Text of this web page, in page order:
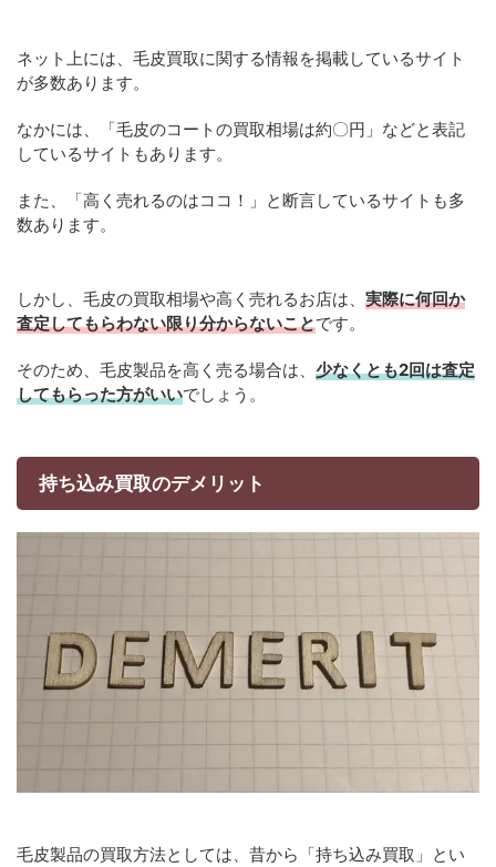
ネット上には、毛皮買取に関する情報を掲載しているサイト
が多数あります。
なかには、「毛皮のコートの買取相場は約〇円」などと表記
しているサイトもあります。
また、「高く売れるのはココ！」と断言しているサイトも多
数あります。
しかし、毛皮の買取相場や高く売れるお店は、 実際に何回か
査定してもらわない限り分からないことです。
そのため、毛皮製品を高く売る場合は、 少なくとも2回は査定
してもらった方がいいでしょう。
持ち込み買取のデメリット
毛皮製品の買取方法としては、昔から「持ち込み買取」とい